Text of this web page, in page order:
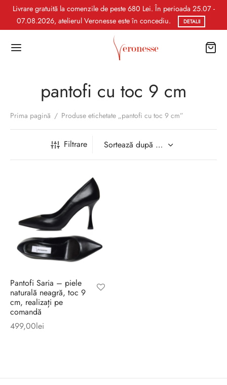
Livrare gratuită la comenzile de peste 680 Lei. În perioada 25.07 -
07.08.2026, atelierul Veronesse este în concediu.
DETALII
pantofi cu toc 9 cm
Prima pagină / Produse etichetate „pantofi cu toc 9 cm”
Filtrare
Pantofi Saria – piele
naturală neagră, toc 9
cm, realizați pe
comandă
499,00lei